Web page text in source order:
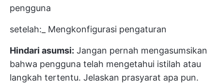
pengguna
setelah:_ Mengkonfigurasi pengaturan
Hindari asumsi: Jangan pernah mengasumsikan
bahwa pengguna telah mengetahui istilah atau
langkah tertentu. Jelaskan prasyarat apa pun.